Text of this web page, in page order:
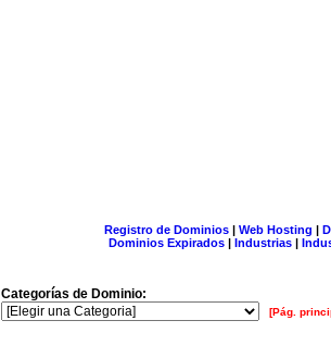
Registro de Dominios| Web Hosting |
Dominios Expirados | Industrias |
Categorías de Dominio:
[Pág.